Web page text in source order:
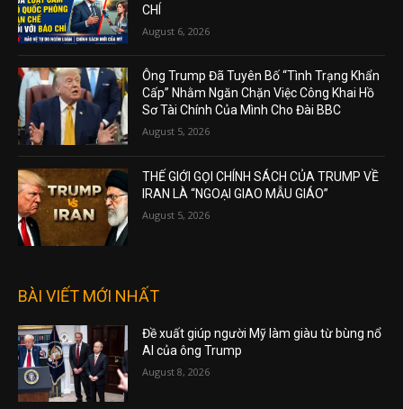
CHÍ
August 6, 2026
Ông Trump Đã Tuyên Bố “Tình Trạng Khẩn
Cấp” Nhằm Ngăn Chặn Việc Công Khai Hồ
Sơ Tài Chính Của Mình Cho Đài BBC
August 5, 2026
THẾ GIỚI GỌI CHÍNH SÁCH CỦA TRUMP VỀ
IRAN LÀ “NGOẠI GIAO MẪU GIÁO”
August 5, 2026
BÀI VIẾT MỚI NHẤT
Đề xuất giúp người Mỹ làm giàu từ bùng nổ
AI của ông Trump
August 8, 2026